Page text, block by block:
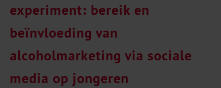
experiment: bereik en
beïnvloeding van
alcoholmarketing via sociale
media op jongeren